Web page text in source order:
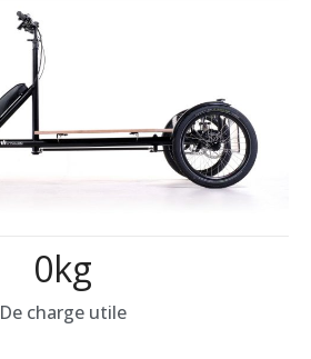
De charge utile
0kg